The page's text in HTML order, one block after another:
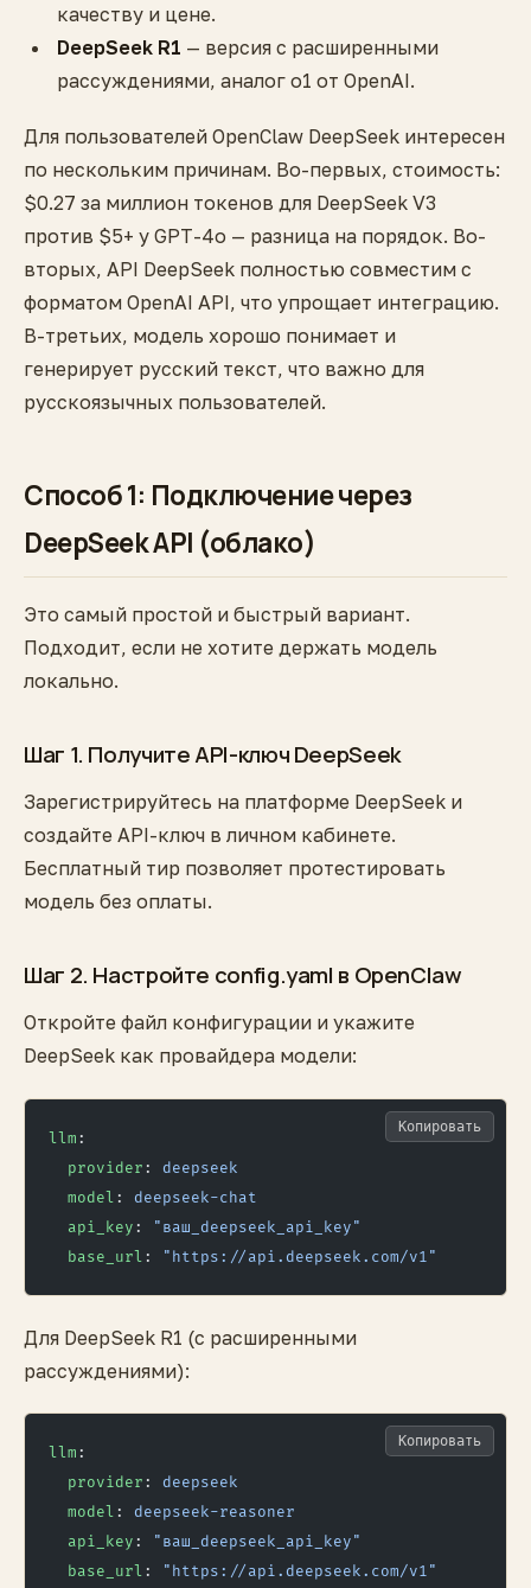
качеству и цене.
DeepSeek R1 — версия с расширенными
рассуждениями, аналог o1 от OpenAI.
Для пользователей OpenClaw DeepSeek интересен
по нескольким причинам. Во-первых, стоимость:
$0.27 за миллион токенов для DeepSeek V3
против $5+ у GPT-4o — разница на порядок. Во-
вторых, API DeepSeek полностью совместим с
форматом OpenAI API, что упрощает интеграцию.
В-третьих, модель хорошо понимает и
генерирует русский текст, что важно для
русскоязычных пользователей.
Способ 1: Подключение через
DeepSeek API (облако)
Это самый простой и быстрый вариант.
Подходит, если не хотите держать модель
локально.
Шаг 1. Получите API-ключ DeepSeek
Зарегистрируйтесь на платформе DeepSeek и
создайте API-ключ в личном кабинете.
Бесплатный тир позволяет протестировать
модель без оплаты.
Шаг 2. Настройте config.yaml в OpenClaw
Откройте файл конфигурации и укажите
DeepSeek как провайдера модели:
llm :
  provider
: deepseek
  model
: deepseek-chat
  api_key
:
"ваш_deepseek_api_key"
  base_url
: "https://api.deepseek.com/v1"
Копировать
Для DeepSeek R1 (с расширенными
рассуждениями):
llm :
  provider
: deepseek
  model
: deepseek-reasoner
  api_key
:
"ваш_deepseek_api_key"
  base_url
: "https://api.deepseek.com/v1"
Копировать